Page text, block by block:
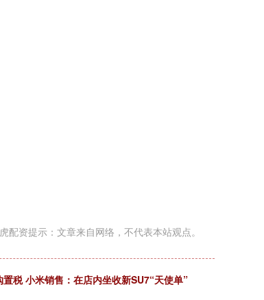
配资提示：文章来自网络，不代表本站观点。
税 小米销售：在店内坐收新SU7“天使单”